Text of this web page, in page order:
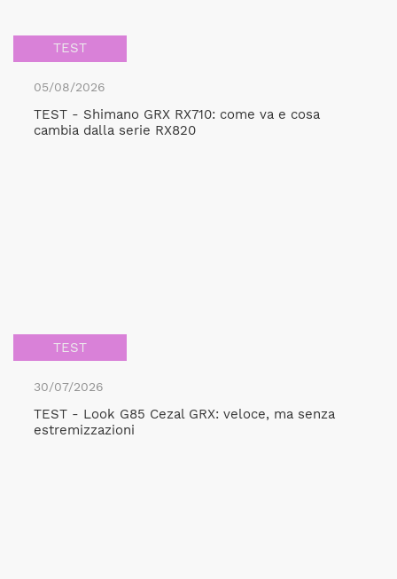
TEST
05/08/2026
TEST - Shimano GRX RX710: come va e cosa
cambia dalla serie RX820
TEST
30/07/2026
TEST - Look G85 Cezal GRX: veloce, ma senza
estremizzazioni